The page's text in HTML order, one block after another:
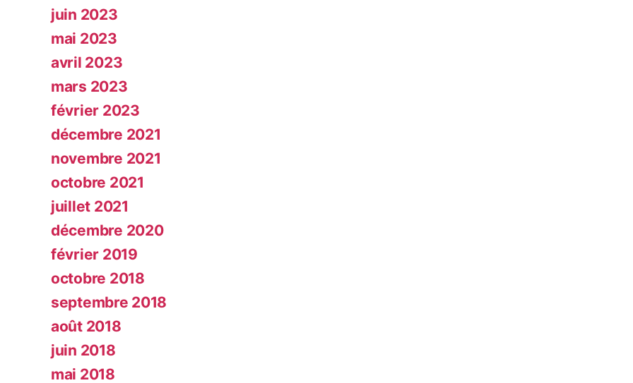
juin 2023
mai 2023
avril 2023
mars 2023
février 2023
décembre 2021
novembre 2021
octobre 2021
juillet 2021
décembre 2020
février 2019
octobre 2018
septembre 2018
août 2018
juin 2018
mai 2018